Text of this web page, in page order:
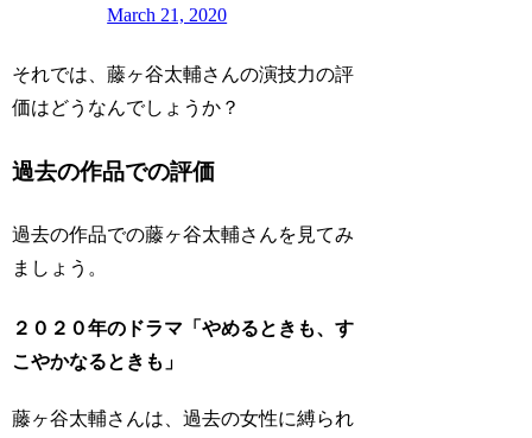
March 21, 2020
それでは、藤ヶ谷太輔さんの演技力の評
価はどうなんでしょうか？
過去の作品での評価
過去の作品での藤ヶ谷太輔さんを見てみ
ましょう。
２０２０年のドラマ「やめるときも、す
こやかなるときも」
藤ヶ谷太輔さんは、過去の女性に縛られ